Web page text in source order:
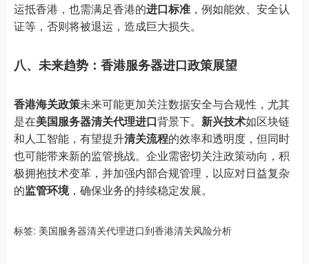
运抵香港，也需满足香港的进口标准 ，例如能效、安全认
证等，否则将被退运，造成巨大损失。
八、未来趋势：香港服务器进口政策展望
香港海关政策未来可能更加关注数据安全与合规性，尤其
是在美国服务器清关代理进口背景下。 新兴技术如区块链
和人工智能，有望提升清关流程的效率和透明度，但同时
也可能带来新的监管挑战。企业需密切关注政策动向，积
极拥抱技术变革，并加强内部合规管理，以应对日益复杂
的监管环境，确保业务的持续稳定发展。
标签: 美国服务器清关代理进口到香港清关风险分析